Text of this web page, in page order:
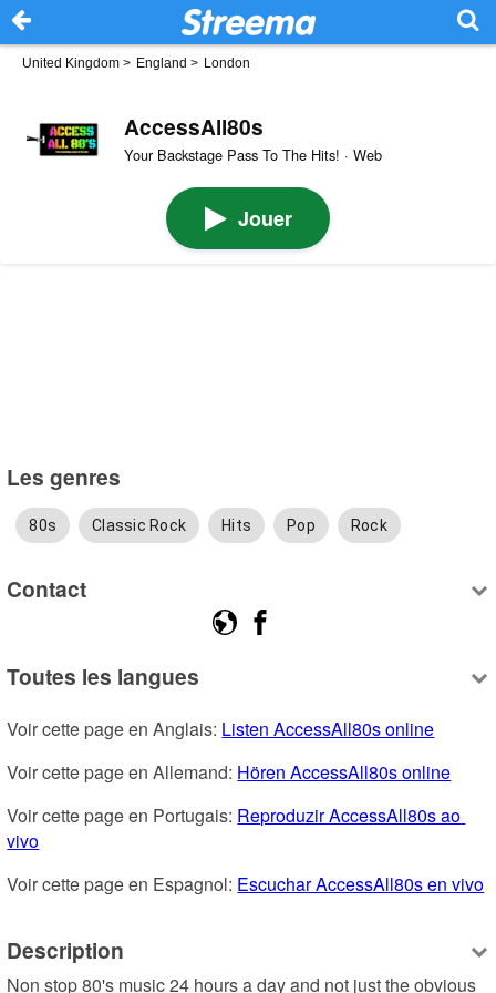
United Kingdom > England > London
AccessAll80s
Your Backstage Pass To The Hits! · Web
Jouer
Les genres
80s Classic Rock Hits Pop Rock
Contact
Toutes les langues
Voir cette page en Anglais: Listen AccessAll80s online
Voir cette page en Allemand: Hören AccessAll80s online
Voir cette page en Portugais: Reproduzir AccessAll80s ao
vivo
Voir cette page en Espagnol: Escuchar AccessAll80s en vivo
Description
Non stop 80's music 24 hours a day and not just the obvious